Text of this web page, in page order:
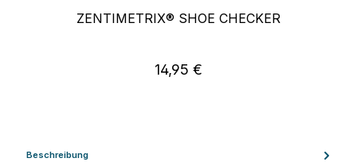
ZENTIMETRIX® SHOE CHECKER
Regulärer Preis:
14,95 €
Beschreibung